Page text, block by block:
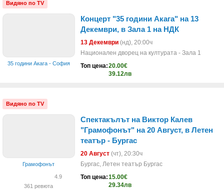
Видяно по TV
35 години Акага - София
Концерт "35 години Акага" на 13
Декември, в Зала 1 на НДК
13 Декември (нд), 20:00ч
Национален дворец на културата - Зала 1
Топ цена:20.00€
39.12лв
Видяно по TV
Грамофонът
4.9
361 ревюта
Спектакълът на Виктор Калев
"Грамофонът" на 20 Август, в Летен
театър - Бургас
20 Август (чт), 20:30ч
Бургас, Летен театър Бургас
Топ цена:15.00€
29.34лв